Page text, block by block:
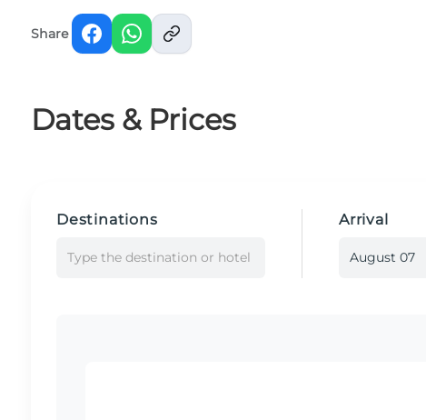
Share
Dates & Prices
Destinations
Type the destination or hotel
Arrival